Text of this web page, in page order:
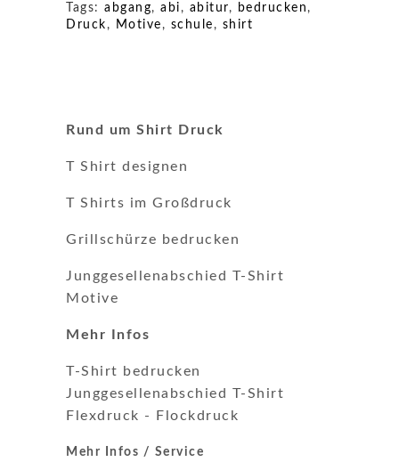
Tags: abgang, abi , abitur, bedrucken ,
Druck , Motive , schule , shirt
Rund um Shirt Druck
T Shirt designen
T Shirts im Großdruck
Grillschürze bedrucken
Junggesellenabschied T-Shirt
Motive
Mehr Infos
T-Shirt bedrucken
Junggesellenabschied T-Shirt
Flexdruck - Flockdruck
Mehr Infos / Service